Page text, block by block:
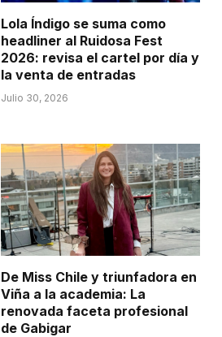
Lola Índigo se suma como
headliner al Ruidosa Fest
2026: revisa el cartel por día y
la venta de entradas
Julio 30, 2026
De Miss Chile y triunfadora en
Viña a la academia: La
renovada faceta profesional
de Gabigar